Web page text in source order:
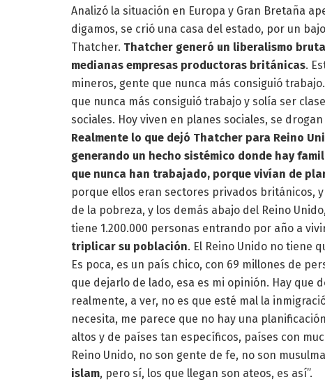
Analizó la situación en Europa y Gran Bretaña
digamos, se crió una casa del estado, por un
Thatcher. Thatcher generó un liberalismo
medianas empresas productoras británicas.
mineros, gente que nunca más consiguió
que nunca más consiguió trabajo y solía ser
sociales. Hoy viven en planes sociales, se
Realmente lo que dejó Thatcher para Reino
generando un hecho sistémico donde hay
que nunca han trabajado, porque vivían de
porque ellos eran sectores privados británicos,
de la pobreza, y los demás abajo del Reino
tiene 1.200.000 personas entrando por año a
triplicar su población. El Reino Unido no tiene
Es poca, es un país chico, con 69 millones de
que dejarlo de lado, esa es mi opinión. Hay que
realmente, a ver, no es que esté mal la
necesita, me parece que no hay una
altos y de países tan específicos, países con
Reino Unido, no son gente de fe, no son
islam, pero sí, los que llegan son ateos, es así”.